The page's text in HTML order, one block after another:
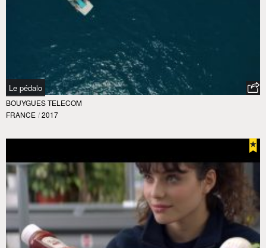
Le pédalo
BOUYGUES TELECOM
FRANCE / 2017